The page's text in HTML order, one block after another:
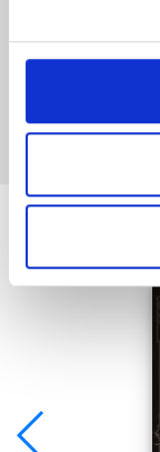
Se ti è